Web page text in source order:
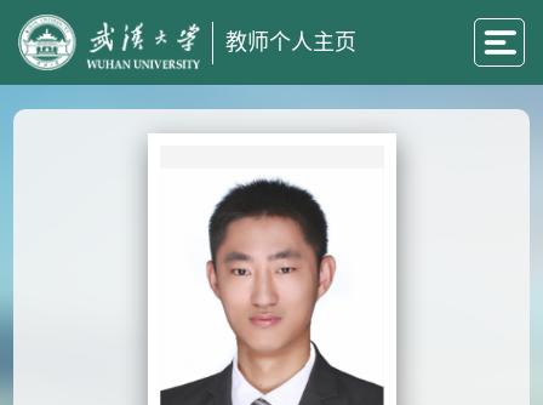
教师个人主页